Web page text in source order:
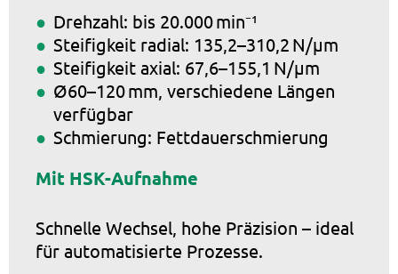
Drehzahl: bis 20.000 min⁻¹
Steifigkeit radial: 135,2–310,2 N/µm
Steifigkeit axial: 67,6–155,1 N/µm
Ø60–120 mm, verschiedene Längen
verfügbar
Schmierung: Fettdauerschmierung
Mit HSK-Aufnahme
Schnelle Wechsel, hohe Präzision – ideal
für automatisierte Prozesse.